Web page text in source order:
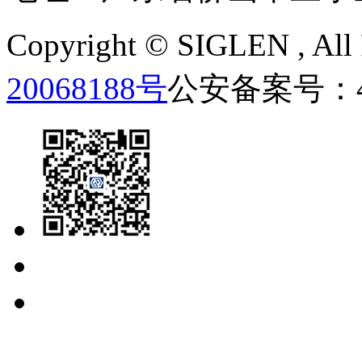
Copyright © SIGLEN , All
20068188号公安备案号：